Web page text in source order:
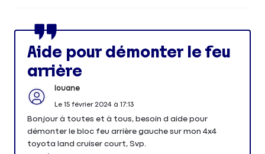
Aide pour démonter le feu
arrière
louane
Le 15 février 2024à 17:13
Bonjour à toutes et à tous, besoin d aide pour
démonter le bloc feu arrière gauche sur mon 4x4
toyota land cruiser court, Svp.